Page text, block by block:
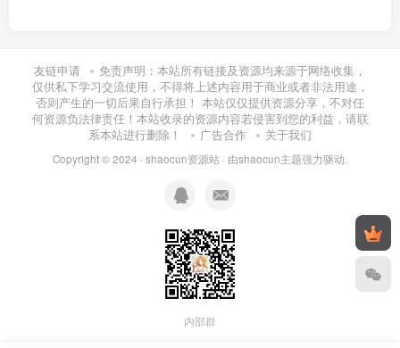
友链申请
免责声明：本站所有链接及资源均来源于网络收集，
仅供私下学习交流使用，不得将上述内容用于商业或者非法用途，
否则产生的一切后果自行承担！ 本站仅仅提供资源分享，不对任
何资源负法律责任！本站收录的资源内容若侵害到您的利益，请联
系本站进行删除！
广告合作 关于我们
Copyright © 2024 · shaocun资源站 · 由shaocun主题强力驱动.
内部群